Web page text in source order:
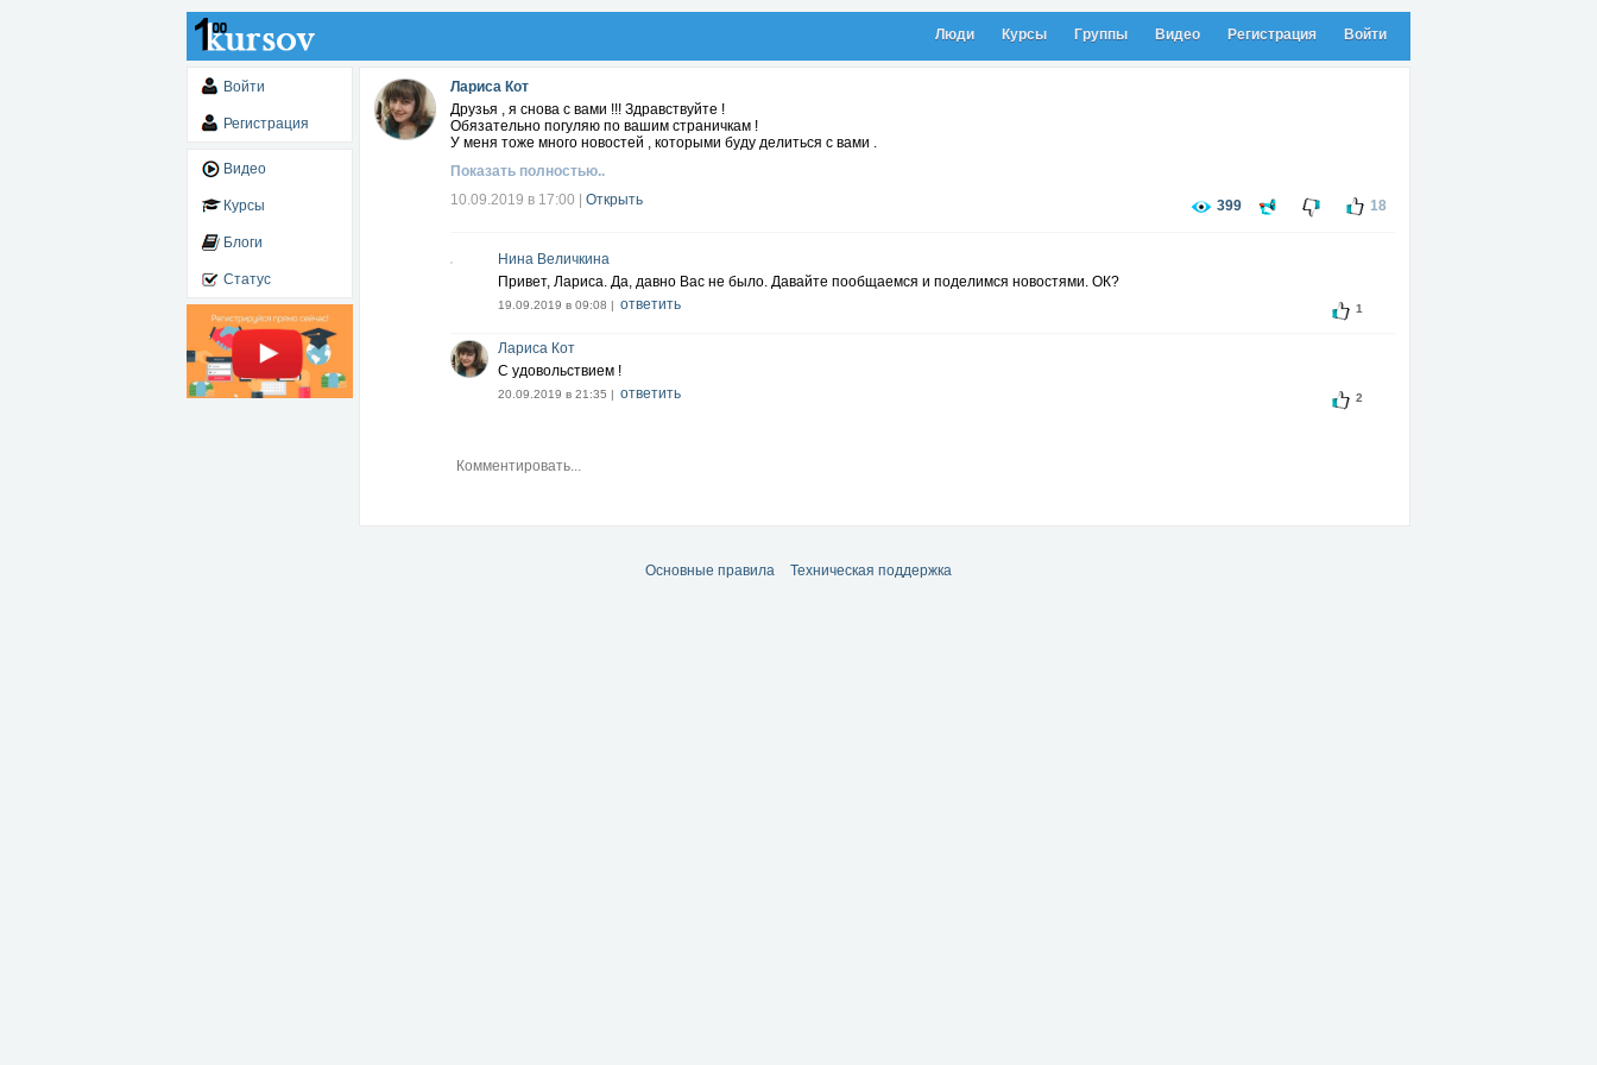
Люди Курсы Группы Видео Регистрация Войти
Войти
Регистрация
Видео
Курсы
Блоги
Статус
Лариса Кот
Друзья , я снова с вами !!! Здравствуйте !
Обязательно погуляю по вашим страничкам !
У меня тоже много новостей , которыми буду делиться с вами .
Показать полностью..
10.09.2019 в 17:00
Открыть 399 18
Нина Величкина
Привет, Лариса. Да, давно Вас не было. Давайте пообщаемся и поделимся новостями. ОК?
19.09.2019 в 09:08 | ответить 1
Лариса Кот
С удовольствием !
20.09.2019 в 21:35 | ответить 2
Основные правила Техническая поддержка